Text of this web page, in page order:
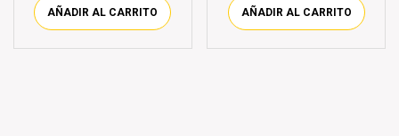
AÑADIR AL CARRITO AÑADIR AL CARRITO